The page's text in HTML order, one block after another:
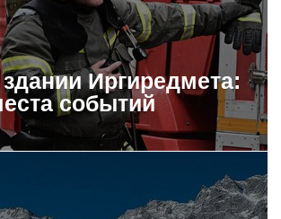
Иргиредмета:
событий